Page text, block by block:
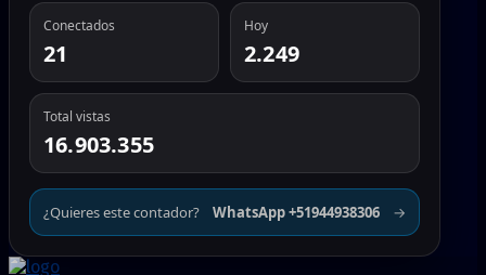
Conectados
21
Hoy
2.249
Total vistas
16.903.355
¿Quieres este contador? WhatsApp +51944938306 →